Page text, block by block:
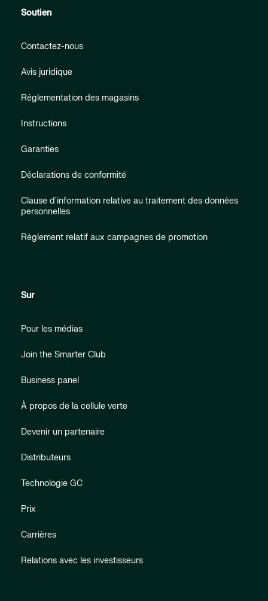
Soutien
Contactez-nous
Avis juridique
Réglementation des magasins
Instructions
Garanties
Déclarations de conformité
Clause d'information relative au traitement des données
personnelles
Règlement relatif aux campagnes de promotion
Sur
Pour les médias
Join the Smarter Club
Business panel
À propos de la cellule verte
Devenir un partenaire
Distributeurs
Technologie GC
Prix
Carrières
Relations avec les investisseurs